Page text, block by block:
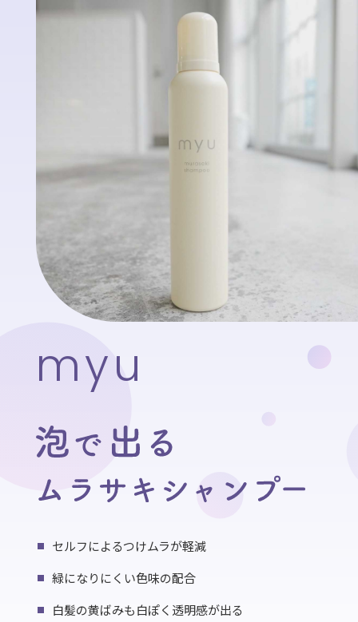
myu
セルフによるつけムラが軽減
緑になりにくい色味の配合
白髪の黄ばみも白ぽく透明感が出る